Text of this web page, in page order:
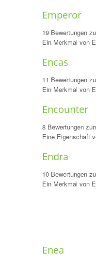
Emperor
19 Bewertungen
Ein Merkmal von
Encas
11 Bewertungen
Ein Merkmal von
Encounter
8 Bewertungen
Eine Eigenschaft
Endra
10 Bewertungen
Ein Merkmal von
Enea